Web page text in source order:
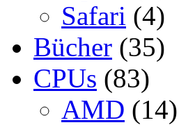
Safari (4)
Bücher (35)
CPUs (83)
AMD (14)